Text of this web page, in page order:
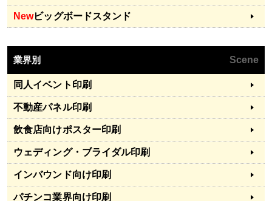
Newビッグボードスタンド
業界別 Scene
同人イベント印刷
不動産パネル印刷
飲食店向けポスター印刷
ウェディング・ブライダル印刷
インバウンド向け印刷
パチンコ業界向け印刷